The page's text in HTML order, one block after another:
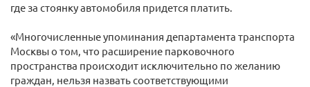
где за стоянку автомобиля придется платить.
«Многочисленные упоминания департамента транспорта
Москвы о том, что расширение парковочного
пространства происходит исключительно по желанию
граждан, нельзя назвать соответствующими